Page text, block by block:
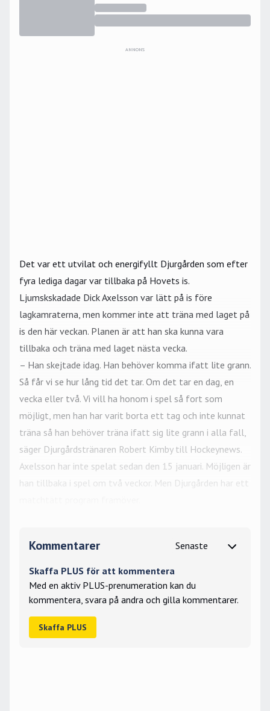
ANNONS
Det var ett utvilat och energifyllt Djurgården som efter
fyra lediga dagar var tillbaka på Hovets is.
Ljumskskadade Dick Axelsson var lätt på is före
lagkamraterna, men kommer inte att träna med laget på
is den här veckan. Planen är att han ska kunna vara
tillbaka och träna med laget nästa vecka.
– Han skejtade idag. Han behöver komma ifatt lite grann.
Så får vi se hur lång tid det tar. Om det tar en dag, en
vecka eller två. Vi vill ha honom i spel så fort som
möjligt, men han har varit borta ett tag och inte kunnat
träna så han behöver träna ifatt sig lite grann i alla fall,
säger Djurgårdstränaren Robert Kimby till Hockeynews.
Axelsson har inte spelat sedan den 15 januari. Möjligen är
han tillbaka i spel om två veckor. Men Djurgården har ett
Kommentarer
Skaffa PLUS för att kommentera
Med en aktiv PLUS-prenumeration kan du
kommentera, svara på andra och gilla kommentarer.
Skaffa PLUS